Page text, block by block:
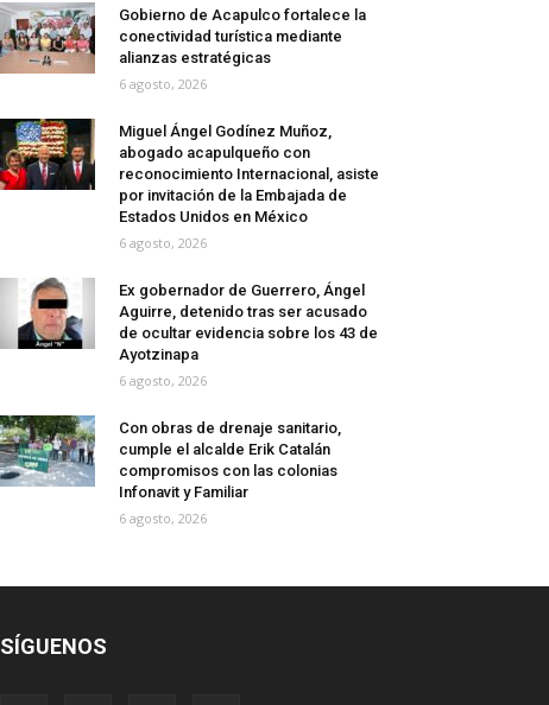
Gobierno de Acapulco fortalece la
conectividad turística mediante
alianzas estratégicas
6 agosto, 2026
Miguel Ángel Godínez Muñoz,
abogado acapulqueño con
reconocimiento Internacional, asiste
por invitación de la Embajada de
Estados Unidos en México
6 agosto, 2026
Ex gobernador de Guerrero, Ángel
Aguirre, detenido tras ser acusado
de ocultar evidencia sobre los 43 de
Ayotzinapa
6 agosto, 2026
Con obras de drenaje sanitario,
cumple el alcalde Erik Catalán
compromisos con las colonias
Infonavit y Familiar
6 agosto, 2026
SÍGUENOS